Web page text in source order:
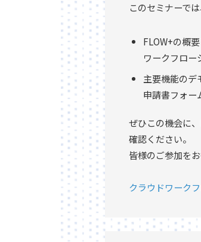
このセミナーで
FLOW+の概要
ワークフロー
主要機能のデ
申請書フォ
ぜひこの機会に
確認ください。
皆様のご参加を
クラウドワーク